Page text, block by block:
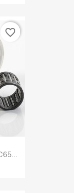
favorite_border